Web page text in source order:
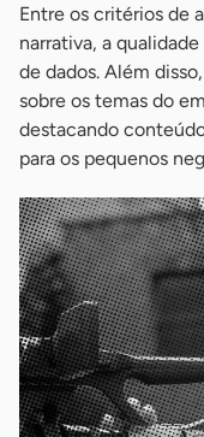
Entre os critérios de
narrativa, a
de dados. Além
sobre os temas do
destacando
para os pequenos